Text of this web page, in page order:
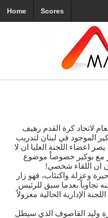
Home Scores
لاتحاد كرة القدم رهيف
الموجود في لبنان لتدريب
اعضاء اللجنة العليا ان لا
مع بوكير خصوصاً موضوع
ان اللقاء شخصي!
وعزلة واكتئاب، فهو زار
تجاوباً بعدما سبق للرئيس
الإدارية الحالية معزولاً
وليد القاصوف الذي سيطل